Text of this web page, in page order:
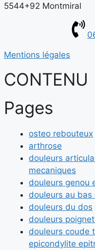
5544+92 Montmiral
Mentions légales
CONTENU
Pages
osteo rebouteux
arthrose
douleurs
mecaniques
douleurs genou
douleurs au bas
douleurs du dos
douleurs
douleurs coude
epicondylite